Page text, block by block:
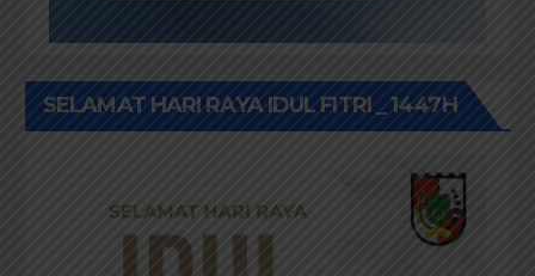
SELAMAT HARI RAYA IDUL FITRI _ 1447H